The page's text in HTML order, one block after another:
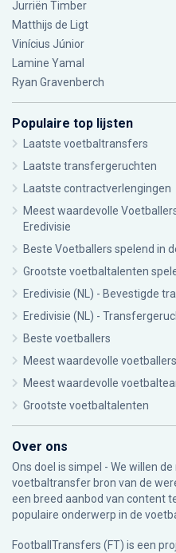
Jurriën Timber
Matthijs de Ligt
Vinícius Júnior
Lamine Yamal
Ryan Gravenberch
Populaire top lijsten
Laatste voetbaltransfers
Laatste transfergeruchten
Laatste contractverlengingen
Meest waardevolle
Eredivisie
Beste Voetballers spelend in
Grootste voetbaltalenten
Eredivisie (NL) - Bevestigde
Eredivisie (NL) -
Beste voetballers
Meest waardevolle voetballers
Meest waardevolle
Grootste voetbaltalenten
Over ons
Ons doel is simpel - We willen
voetbaltransfer bron van de
een breed aanbod van content
populaire onderwerp in de
FootballTransfers (FT) is een